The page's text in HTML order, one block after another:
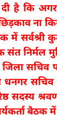
दी है कि
ना
सर्वश्री
संत निर्मल
सचिव
धनगर
सदस्य
बैठक